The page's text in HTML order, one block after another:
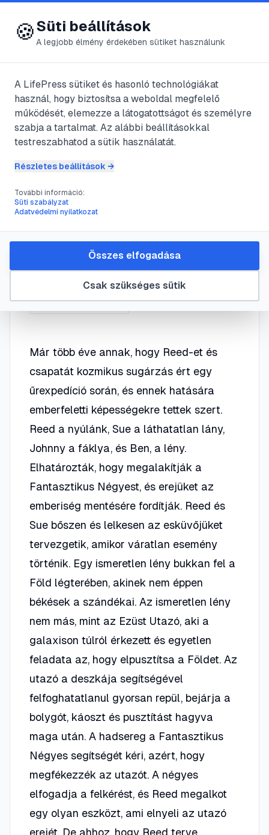
😍 LifePress
@lonad
2011. augusztus 28. perc olvasás
A Fantasztikus
Négyes és az Ezüst
Utazó (4: Rise of
the Silver Surfer)
&#8211; 2007
adaptáció #Ezüst Utazó
Már több éve annak, hogy Reed-et és
csapatát kozmikus sugárzás ért egy
űrexpedíció során, és ennek hatására
emberfeletti képességekre tettek szert.
Reed a nyúlánk, Sue a láthatatlan lány,
Johnny a fáklya, és Ben, a lény.
Elhatározták, hogy megalakítják a
Fantasztikus Négyest, és erejüket az
emberiség mentésére fordítják. Reed és
Sue bőszen és lelkesen az esküvőjüket
tervezgetik, amikor váratlan esemény
történik. Egy ismeretlen lény bukkan fel a
Föld légterében, akinek nem éppen
békések a szándékai. Az ismeretlen lény
nem más, mint az Ezüst Utazó, aki a
galaxison túlról érkezett és egyetlen
feladata az, hogy elpusztítsa a Földet. Az
utazó a deszkája segítségével
felfoghatatlanul gyorsan repül, bejárja a
bolygót, káoszt és pusztítást hagyva
maga után. A hadsereg a Fantasztikus
Négyes segítségét kéri, azért, hogy
megfékezzék az utazót. A négyes
elfogadja a felkérést, és Reed megalkot
egy olyan eszközt, ami elnyeli az utazó
erejét. De ahhoz, hogy Reed terve
🍪Süti beállítások
A legjobb élmény érdekében sütiket használunk
A LifePress sütiket és hasonló technológiákat
használ, hogy biztosítsa a weboldal megfelelő
működését, elemezze a látogatottságot és személyre
szabja a tartalmat. Az alábbi beállításokkal
testreszabhatod a sütik használatát.
Részletes beállítások →
További információ:
Süti szabályzat
Adatvédelmi nyilatkozat
Csak szükséges sütik
Összes elfogadása